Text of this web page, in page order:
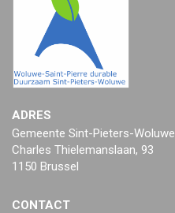
ADRES
Gemeente Sint-Pieters-Woluwe
Charles Thielemanslaan, 93
1150 Brussel
CONTACT